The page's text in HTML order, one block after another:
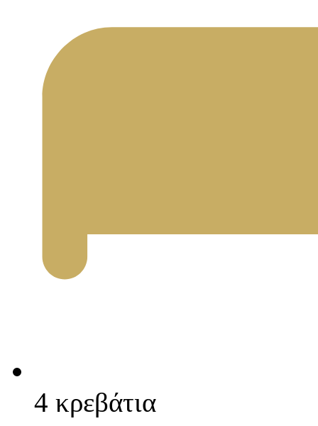
4 κρεβάτια